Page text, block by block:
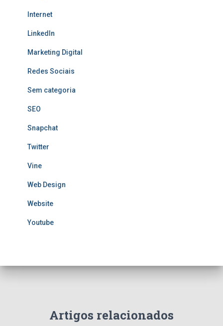
Internet
LinkedIn
Marketing Digital
Redes Sociais
Sem categoria
SEO
Snapchat
Twitter
Vine
Web Design
Website
Youtube
Artigos relacionados